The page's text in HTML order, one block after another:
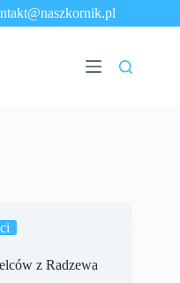
z Radzewa